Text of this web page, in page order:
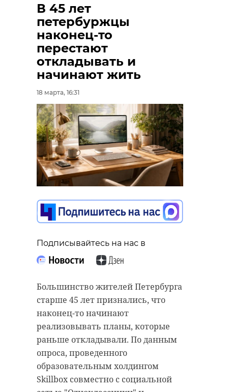
В 45 лет
петербуржцы
наконец-то
перестают
откладывать и
начинают жить
18 марта, 16:31
Подписывайтесь на нас в
Большинство жителей Петербурга
старше 45 лет признались, что
наконец-то начинают
реализовывать планы, которые
раньше откладывали. По данным
опроса, проведенного
образовательным холдингом
Skillbox совместно с социальной
Фото: https://vk.ru/wall-
Музей политической истории
России
Поделиться статьей: